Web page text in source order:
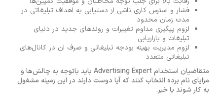
فشار و استرس کاری ناشی از دستیابی به اهداف تبلیغاتی در
مدت زمان محدود
لزوم پیگیری مداوم تغییرات و روندهای جدید در دنیای
تبلیغات و بازاریابی
لزوم مدیریت بهینه بودجه تبلیغاتی و صرف ان در کانال‌های
تبلیغاتی متعدد
متقاضیان استخدام Advertising Expert باید باتوجه به چالش‌ها و
مزایای نام برده انتخاب کنند که آیا دوست دارند در این زمینه مشغول
به کار شوند یا خیر.